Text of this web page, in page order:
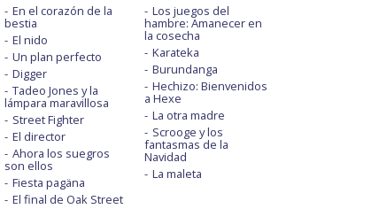
En el corazón de la
bestia
El nido
Un plan perfecto
Digger
Tadeo Jones y la
lámpara maravillosa
Street Fighter
El director
Ahora los suegros
son ellos
Fiesta pagäna
El final de Oak Street
Los juegos del
hambre: Amanecer en
la cosecha
Karateka
Burundanga
Hechizo: Bienvenidos
a Hexe
La otra madre
Scrooge y los
fantasmas de la
Navidad
La maleta